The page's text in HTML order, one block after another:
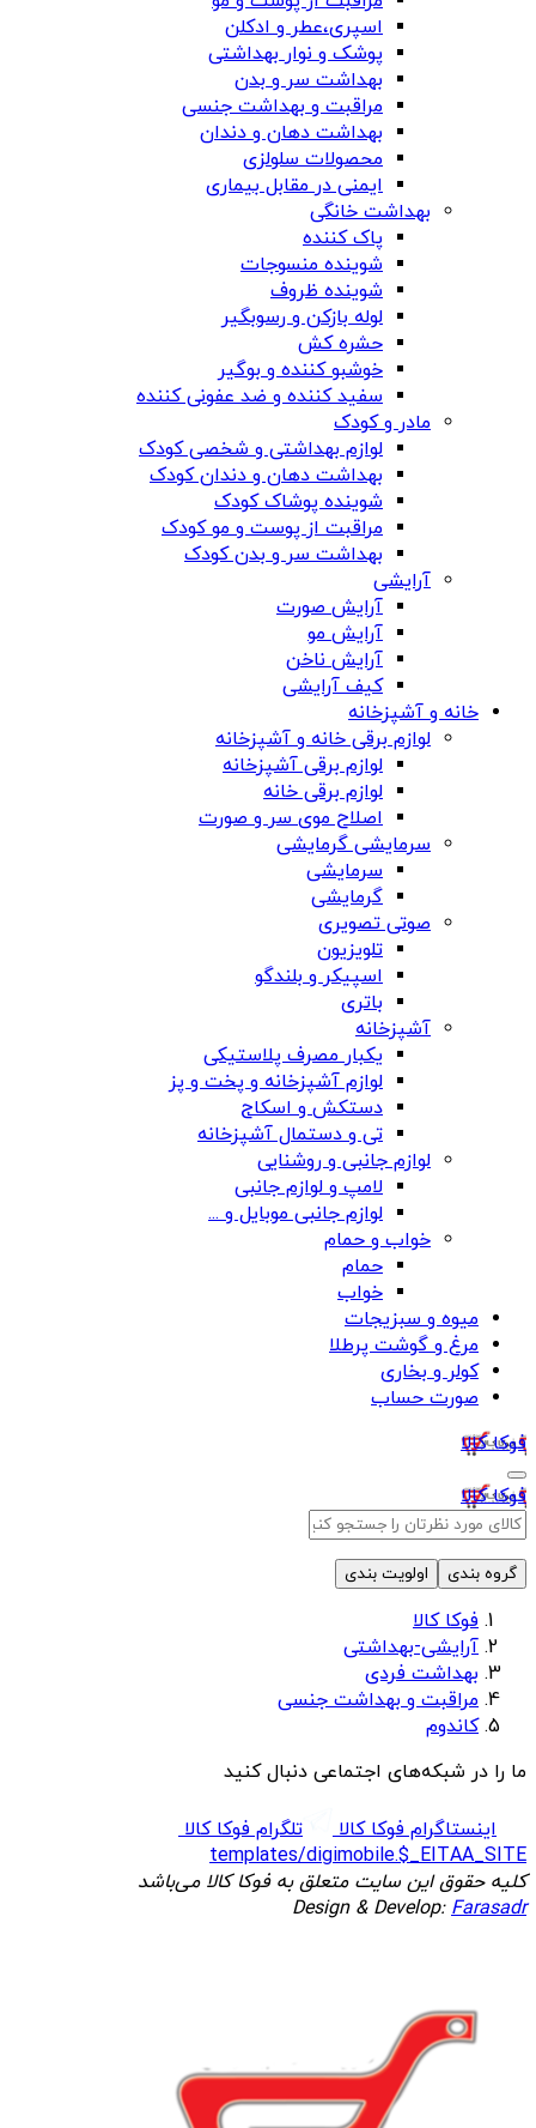
اسپری،عطر و ادکلن
پوشک و نوار بهداشتی
بهداشت سر و بدن
مراقبت و بهداشت جنسی
بهداشت دهان و دندان
محصولات سلولزی
ایمنی در مقابل بیماری
بهداشت خانگی
پاک کننده
شوینده منسوجات
شوینده ظروف
لوله بازکن و رسوبگیر
حشره کش
خوشبو کننده و بوگیر
سفید کننده و ضد عفونی کننده
مادر و کودک
لوازم بهداشتی و شخصی کودک
بهداشت دهان و دندان کودک
شوینده پوشاک کودک
مراقبت از پوست و مو کودک
بهداشت سر و بدن کودک
آرایشی
آرایش صورت
آرایش مو
آرایش ناخن
کیف آرایشی
خانه و آشپزخانه
لوازم برقی خانه و آشپزخانه
لوازم برقی آشپزخانه
لوازم برقی خانه
اصلاح موی سر و صورت
سرمایشی گرمایشی
سرمایشی
گرمایشی
صوتی تصویری
تلویزیون
اسپیکر و بلندگو
باتری
آشپزخانه
یکبار مصرف پلاستیکی
لوازم آشپزخانه و پخت و پز
دستکش و اسکاج
تی و دستمال آشپزخانه
لوازم جانبی و روشنایی
لامپ و لوازم جانبی
لوازم جانبی موبایل و ...
خواب و حمام
حمام
خواب
میوه و سبزیجات
مرغ و گوشت پرطلا
کولر و بخاری
صورت حساب
فوکا کالا
فوکا کالا
گروه بندی اولویت بندی
فوکا کالا
آرایشی-بهداشتی
بهداشت فردی
مراقبت و بهداشت جنسی
کاندوم
ما را در شبکه‌های اجتماعی دنبال کنید
اینستاگرام فوکا کالا
تلگرام فوکا کالا
templates/digimobile.$_EITAA_SITE
کلیه حقوق این سایت متعلق به فوکا کالا می‌باشد
Design & Develop:Farasadr